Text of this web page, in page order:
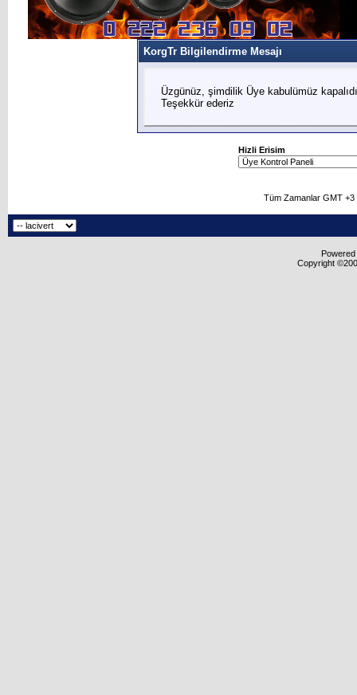
KorgTr Bilgilendirme Mesajı
Üzgünüz, şimdilik Üye kabulümüz
Teşekkür ederiz
Hizli Erisim
Tüm Zamanlar GMT
Copyright